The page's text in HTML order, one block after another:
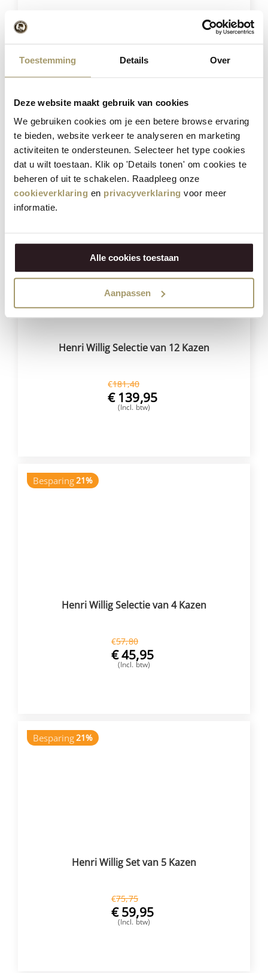
Toestemming Details Over
Deze website maakt gebruik van cookies
We gebruiken cookies om je een betere browse ervaring
te bieden, website verkeer te analyseren en marketing
activiteiten te ondersteunen. Selecteer het type cookies
dat u wilt toestaan. Klik op 'Details tonen' om cookies te
beheren of uit te schakelen. Raadpleeg onze
cookieverklaring en privacyverklaring voor meer
informatie.
Alle cookies toestaan
Aanpassen
€14,95
(Incl. btw)
SELECTEER OPTIES
Henri Willig Selectie van 12 Kazen
€181,40
€ 139,95
(Incl. btw)
Besparing21%
Henri Willig Selectie van 4 Kazen
€57,80
€45,95
(Incl. btw)
Besparing21%
Henri Willig Set van 5 Kazen
€75,75
€59,95
(Incl. btw)